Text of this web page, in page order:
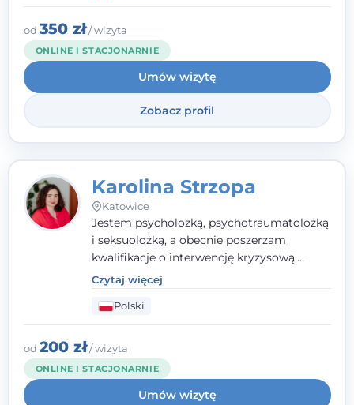
działalności Polskiego Towarzystwa
Psychiatrycznego oraz Polskiego
Towarzystwa Psychologicznego, a także
jestem członkiem nadzwyczajnym
Wielkopolskiego Towarzystwa Terapii
Systemowej.
od 350 zł/ wizyta
ONLINE I STACJONARNIE
Umów wizytę
Zobacz profil
Karolina Strzopa
Katowice
Jestem psycholożką, psychotraumatolożką
i seksuolożką, a obecnie poszerzam
kwalifikacje o interwencję kryzysową.
Pracuję w nurcie terapii trzeciej fali, łącząc
metody o potwierdzonej skuteczności.
Towarzyszę młodzieży, dorosłym i parom w
radzeniu sobie z bolesnymi
doświadczeniami tak, by mogli żyć pełniej.
Czytaj więcej
Polski
od 200 zł/ wizyta
ONLINE I STACJONARNIE
Umów wizytę